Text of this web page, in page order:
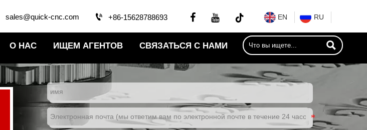
sales@quick-cnc.com  +86-15628788693   EN RU
О НАС ИЩЕМ АГЕНТОВ СВЯЗАТЬСЯ С НАМИ 